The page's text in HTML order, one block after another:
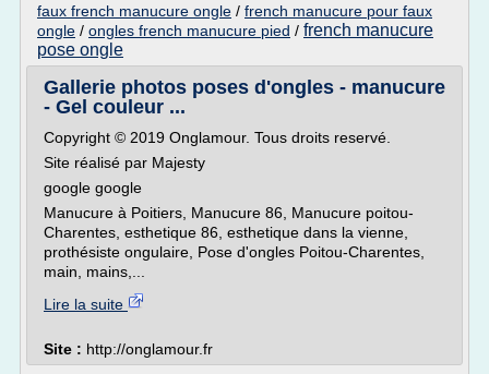
faux french manucure ongle / french manucure pour faux
ongle / ongles french manucure pied / french manucure
pose ongle
Gallerie photos poses d'ongles - manucure
- Gel couleur ...
Copyright © 2019 Onglamour. Tous droits reservé.
Site réalisé par Majesty
google google
Manucure à Poitiers, Manucure 86, Manucure poitou-
Charentes, esthetique 86, esthetique dans la vienne,
prothésiste ongulaire, Pose d'ongles Poitou-Charentes,
main, mains,...
Lire la suite
Site : http://onglamour.fr